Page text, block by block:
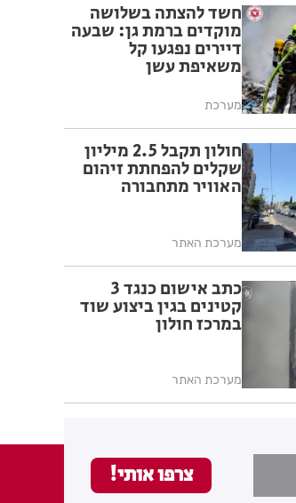
חשד להצתה בשלושה
מוקדים ברמת גן: שבעה
דיירים נפגעו קל
משאיפת עשן
מערכת
חולון תקבל 2.5 מיליון
שקלים להפחתת זיהום
האוויר מתחבורה
מערכת האתר
כתב אישום כנגד 3
קטינים בגין ביצוע שוד
במרכז חולון
מערכת האתר